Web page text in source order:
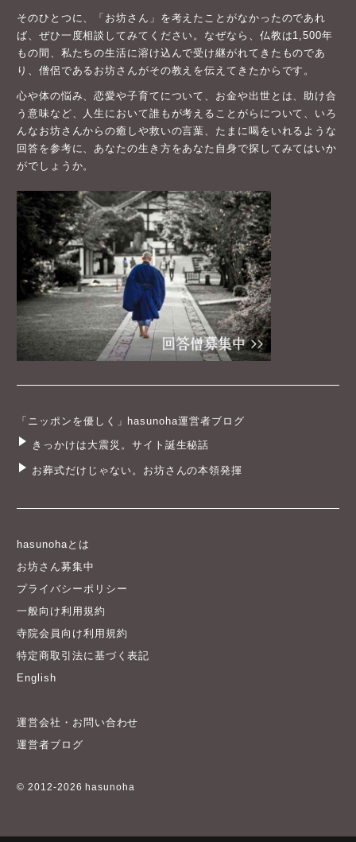
そのひとつに、「お坊さん」を考えたことがなかったのであれ
ば、ぜひ一度相談してみてください。なぜなら、仏教は1,500年
もの間、私たちの生活に溶け込んで受け継がれてきたものであ
り、僧侶であるお坊さんがその教えを伝えてきたからです。
心や体の悩み、恋愛や子育てについて、お金や出世とは、助け合
う意味など、人生において誰もが考えることがらについて、いろ
んなお坊さんからの癒しや救いの言葉、たまに喝をいれるような
回答を参考に、あなたの生き方をあなた自身で探してみてはいか
がでしょうか。
「ニッポンを優しく」hasunoha運営者ブログ
きっかけは大震災。サイト誕生秘話
お葬式だけじゃない。お坊さんの本領発揮
hasunohaとは
お坊さん募集中
プライバシーポリシー
一般向け利用規約
寺院会員向け利用規約
特定商取引法に基づく表記
English
運営会社・お問い合わせ
運営者ブログ
© 2012-2026 hasunoha